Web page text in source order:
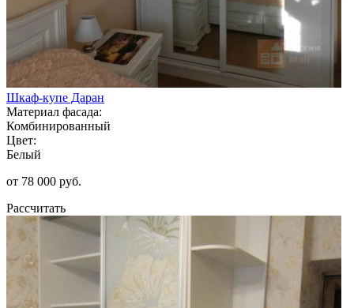
Шкаф-купе Даран
Материал фасада:
Комбинированный
Цвет:
Белый
от 78 000 руб.
Рассчитать